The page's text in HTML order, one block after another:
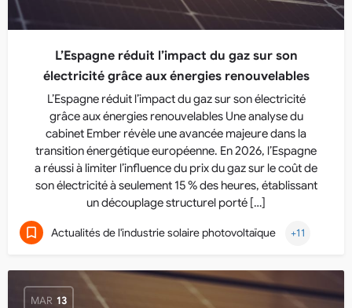
L’Espagne réduit l’impact du gaz sur son
électricité grâce aux énergies renouvelables
L’Espagne réduit l’impact du gaz sur son électricité
grâce aux énergies renouvelables Une analyse du
cabinet Ember révèle une avancée majeure dans la
transition énergétique européenne. En 2026, l’Espagne
a réussi à limiter l’influence du prix du gaz sur le coût de
son électricité à seulement 15 % des heures, établissant
un découplage structurel porté […]
Actualités de l'industrie solaire photovoltaïque +11
MAR 13